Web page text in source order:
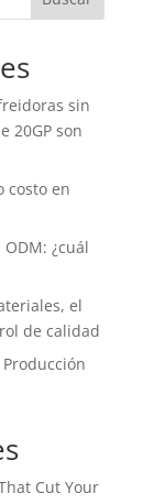
sin
20GP son
costo en
¿cuál
el
de calidad
Cut Your